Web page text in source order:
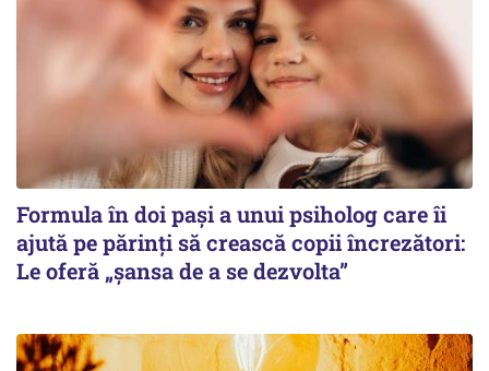
Formula în doi pași a unui psiholog care îi
ajută pe părinți să crească copii încrezători:
Le oferă „șansa de a se dezvolta”